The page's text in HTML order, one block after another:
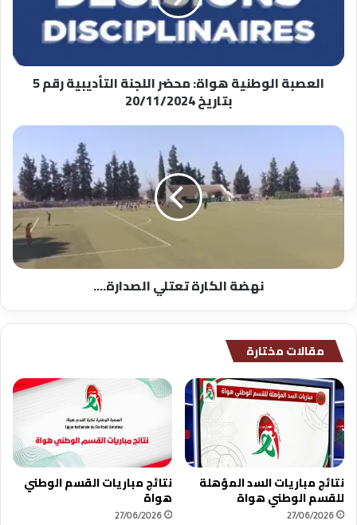
بتاريخ
20/11/2024
العصبة الوطنية هواة: محضر اللجنة التأديبية رقم 5
بتاريخ 20/11/2024
نهضة
الصدارة....
نهضة الكارة تعتلي الصدارة....
مقالات مختارة
نتائج مباريات السد المؤهلة
للقسم الوطني هواة
27/06/2026
نتائج مباريات القسم الوطني
هواة
27/06/2026